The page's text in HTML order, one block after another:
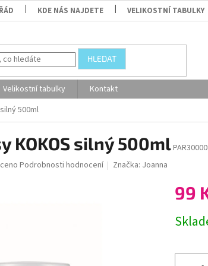
KDE NÁS NAJDETE VELIKOSTNÍ TABULKY
HLEDAT
Velikostní tabulky
Kontakt
500ml
KOKOS silný 500ml
Podrobnosti hodnocení Značka: Joanna
99
cena: